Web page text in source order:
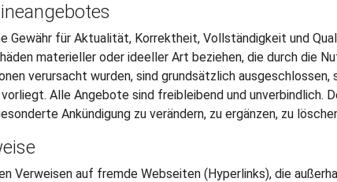
Gewähr für Aktualität, Korrektheit, Vollständigkeit und
materieller oder ideeller Art beziehen, die durch die
verursacht wurden, sind grundsätzlich
Alle Angebote sind freibleibend und unverbindlich.
Ankündigung zu verändern, zu ergänzen, zu
Verweisen auf fremde Webseiten (Hyperlinks), die